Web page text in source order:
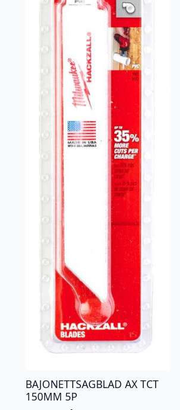
BAJONETTSAGBLAD AX TCT
150MM 5P